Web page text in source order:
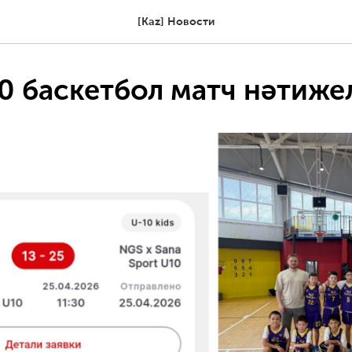
[Kaz] Новости
баскетбол матч